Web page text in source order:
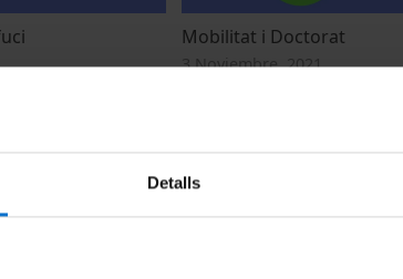
Detalls
Mobilitat i Doctorat
3 Noviembre, 2021